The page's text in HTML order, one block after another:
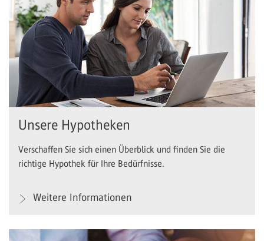
Unsere Hypotheken
Verschaffen Sie sich einen Überblick und finden Sie die
richtige Hypothek für Ihre Bedürfnisse.
Weitere Informationen